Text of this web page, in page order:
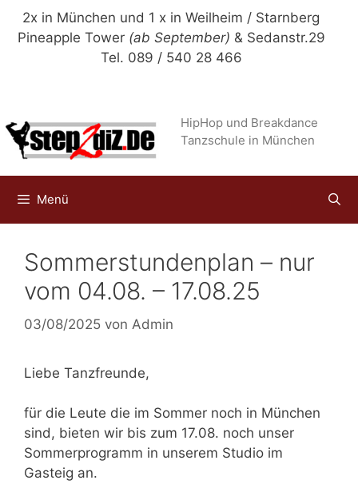
Zum
Inhalt
2x in München und 1 x in Weilheim / Starnberg
Pineapple Tower (ab September) & Sedanstr.29
Tel. 089 / 540 28 466
HipHop und Breakdance
Tanzschule in München
Menü
Sommerstundenplan – nur
vom 04.08. – 17.08.25
03/08/2025 von Admin
Liebe Tanzfreunde,
für die Leute die im Sommer noch in München
sind, bieten wir bis zum 17.08. noch unser
Sommerprogramm in unserem Studio im
Gasteig an.